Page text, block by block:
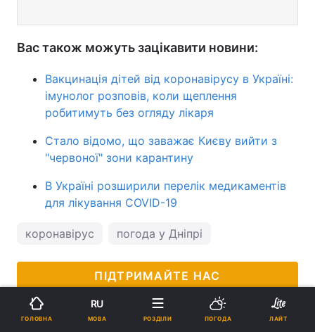
Вас також можуть зацікавити новини:
Вакцинація дітей від коронавірусу в Україні:
імунолог розповів, коли щеплення
робитимуть без огляду лікаря
Стало відомо, що заважає Києву вийти з
"червоної" зони карантину
В Україні розширили перелік медикаментів
для лікування COVID-19
коронавірус погода у Дніпрі
ПІДТРИМАЙТЕ НАС
ГОЛОВНА
RU
МОВА РОЗДІЛИ ПОГОДА ЛАЙТ